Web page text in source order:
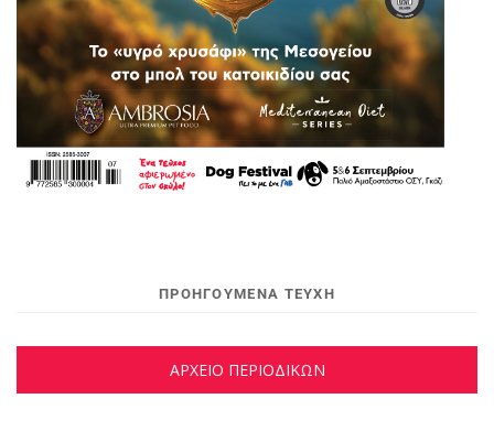
ΠΡΟΗΓΟΥΜΕΝΑ ΤΕΥΧΗ
ΑΡΧΕΙΟ ΠΕΡΙΟΔΙΚΩΝ